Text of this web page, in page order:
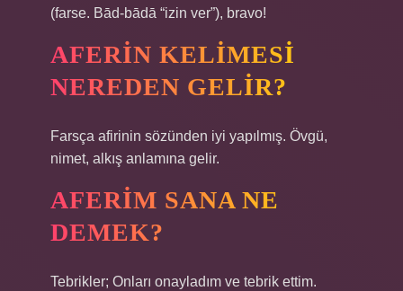
(farse. Bād-bādā “izin ver”), bravo!
AFERIN KELIMESI
NEREDEN GELIR?
Farsça afirinin sözünden iyi yapılmış. Övgü,
nimet, alkış anlamına gelir.
AFERIM SANA NE
DEMEK?
Tebrikler; Onları onayladım ve tebrik ettim.